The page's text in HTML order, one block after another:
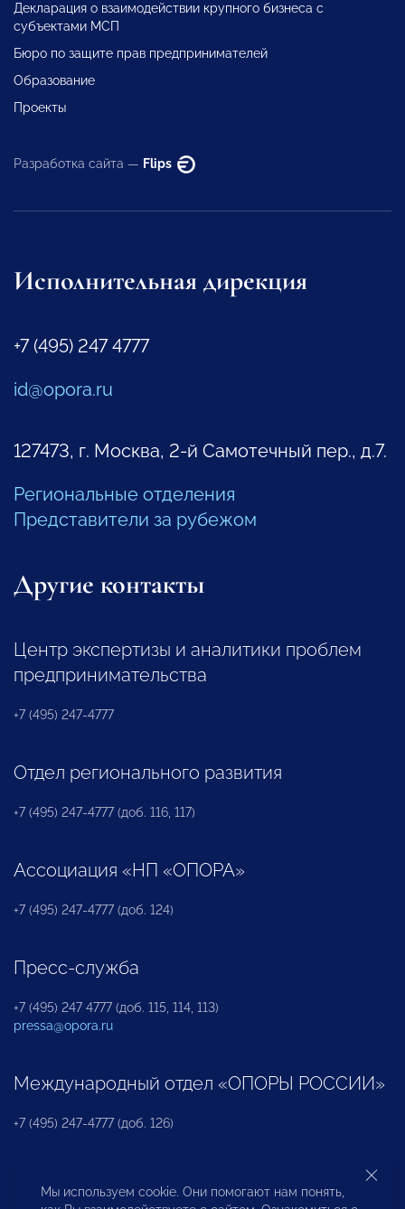
Декларация о взаимодействии крупного бизнеса с
субъектами МСП
Бюро по защите прав предпринимателей
Образование
Проекты
Разработка сайта — Flips
Исполнительная дирекция
+7 (495) 247 4777
id@opora.ru
127473, г. Москва, 2-й Самотечный пер., д.7.
Региональные отделения
Представители за рубежом
Другие контакты
Центр экспертизы и аналитики проблем
предпринимательства
+7 (495) 247-4777
Отдел регионального развития
+7 (495) 247-4777 (доб. 116, 117)
Ассоциация «НП «ОПОРА»
+7 (495) 247-4777 (доб. 124)
Пресс-служба
+7 (495) 247 4777 (доб. 115, 114, 113)
pressa@opora.ru
Международный отдел «ОПОРЫ РОССИИ»
+7 (495) 247-4777 (доб. 126)
Бюро по защите прав предпринимателей и
Мы используем cookie. Они помогают нам понять,